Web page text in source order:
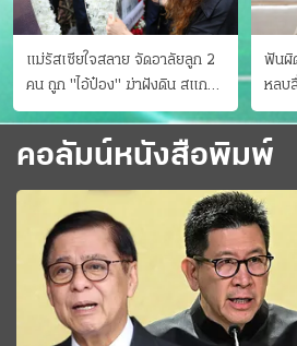
แม่รัสเซียใจสลาย จัดอาลัยลูก 2
คน ถูก "ไอ้ป๋อง" ฆ่าฝังดิน สแกน
ไม่มีศพเพิ่ม
ฟันผิ
หลบ
สอบ
คอลัมน์หนังสือพิมพ์